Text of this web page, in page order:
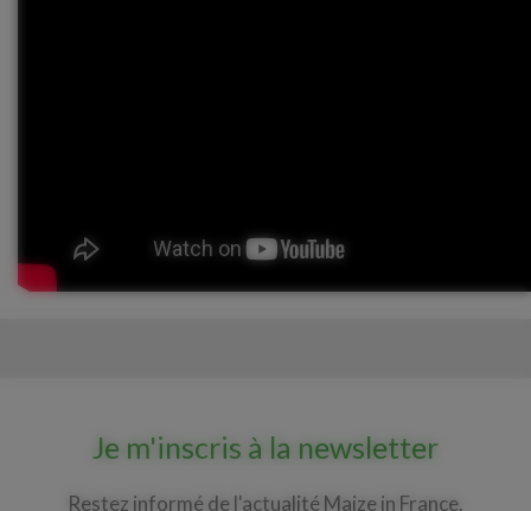
Je m'inscris à la newsletter
Restez informé de l'actualité Maize in France.